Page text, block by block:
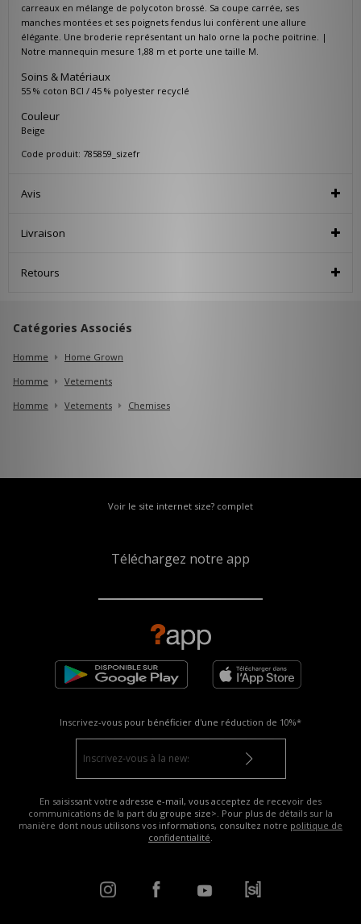
carreaux en mélange de polycoton brossé. Sa coupe carrée, ses
manches montées et ses poignets fendus lui confèrent une allure
élégante. Une broderie représentant un halo orne la poche poitrine. |
Notre mannequin mesure 1,88 m et porte une taille M.
Soins & Matériaux
55 % coton BCI / 45 % polyester recyclé
Couleur
Beige
Code produit: 785859_sizefr
Avis
Livraison
Retours
Catégories Associés
Homme
Home Grown
Homme
Vetements
Homme
Vetements Chemises
Voir le site internet size? complet
Téléchargez notre app
Inscrivez-vous pour bénéficier d'une réduction de 10%*
En saisissant votre adresse e-mail, vous acceptez de recevoir des
communications de la part du groupe size>. Pour plus de détails sur la
manière dont nous utilisons vos informations, consultez notre politique de
confidentialité